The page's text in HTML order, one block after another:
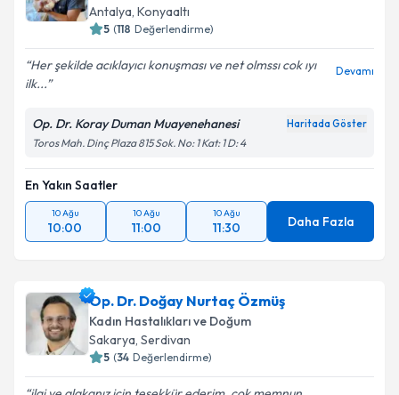
Antalya, Konyaaltı
5 (118 Değerlendirme)
Her şekilde acıklayıcı konuşması ve net olmssı cok ıyı
ilk...
Devamı
Op. Dr. Koray Duman Muayenehanesi Haritada Göster
Toros Mah. Dinç Plaza 815 Sok. No: 1 Kat: 1 D: 4
En Yakın Saatler
10 Ağu
10:00
10 Ağu
11:00
10 Ağu
11:30 Daha Fazla
Op. Dr. Doğay Nurtaç Özmüş
Kadın Hastalıkları ve Doğum
Sakarya, Serdivan
5 (34 Değerlendirme)